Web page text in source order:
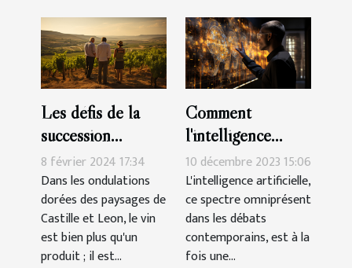
Les défis de la
succession
familiale dans les
domaines viticoles
de Castille et
Leon
8 février 2024 17:34
Dans les ondulations
dorées des paysages de
Castille et Leon, le vin
est bien plus qu'un
produit ; il est...
Comment
l'intelligence
artificielle
transforme le
marché de
l'emploi
10 décembre 2023 15:06
L'intelligence artificielle,
ce spectre omniprésent
dans les débats
contemporains, est à la
fois une...